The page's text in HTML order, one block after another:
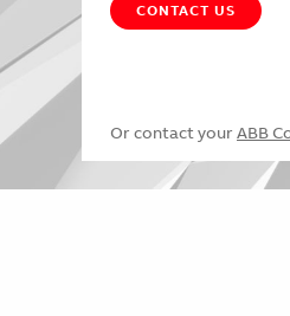
CONTACT US
Or contact your ABB